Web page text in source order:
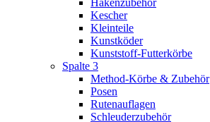
Kescher
Kleinteile
Kunstköder
Kunststoff-Futterkörbe
Spalte 3
Method-Körbe & Zubehör
Posen
Rutenauflagen
Schleuderzubehör